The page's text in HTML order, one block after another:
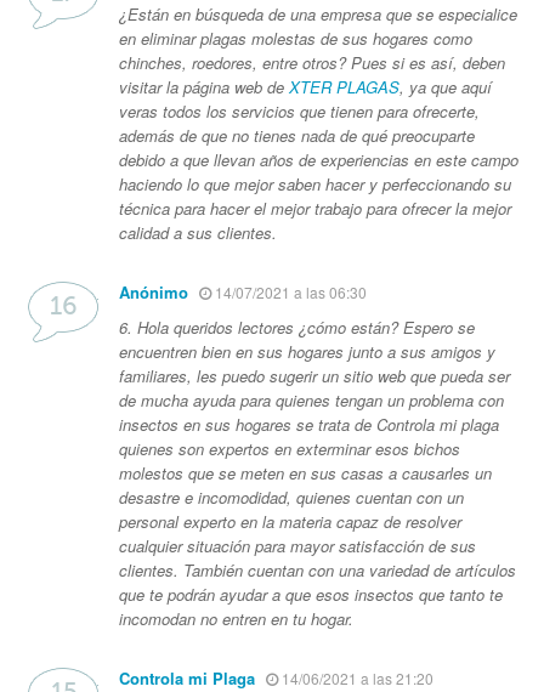
¿Están en búsqueda de una empresa que se especialice
en eliminar plagas molestas de sus hogares como
chinches, roedores, entre otros? Pues si es así, deben
visitar la página web de XTER PLAGAS, ya que aquí
veras todos los servicios que tienen para ofrecerte,
además de que no tienes nada de qué preocuparte
debido a que llevan años de experiencias en este campo
haciendo lo que mejor saben hacer y perfeccionando su
técnica para hacer el mejor trabajo para ofrecer la mejor
calidad a sus clientes.
Anónimo 14/07/2021 a las 06:30
6. Hola queridos lectores ¿cómo están? Espero se
encuentren bien en sus hogares junto a sus amigos y
familiares, les puedo sugerir un sitio web que pueda ser
de mucha ayuda para quienes tengan un problema con
insectos en sus hogares se trata de Controla mi plaga
quienes son expertos en exterminar esos bichos
molestos que se meten en sus casas a causarles un
desastre e incomodidad, quienes cuentan con un
personal experto en la materia capaz de resolver
cualquier situación para mayor satisfacción de sus
clientes. También cuentan con una variedad de artículos
que te podrán ayudar a que esos insectos que tanto te
incomodan no entren en tu hogar.
Controla mi Plaga 14/06/2021 a las 21:20